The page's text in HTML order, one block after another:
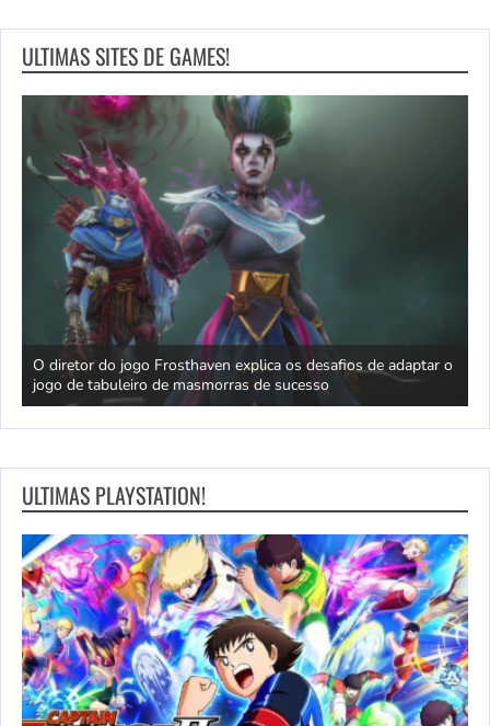
ULTIMAS SITES DE GAMES!
O diretor do jogo Frosthaven explica os desafios de adaptar o
jogo de tabuleiro de masmorras de sucesso
ULTIMAS PLAYSTATION!